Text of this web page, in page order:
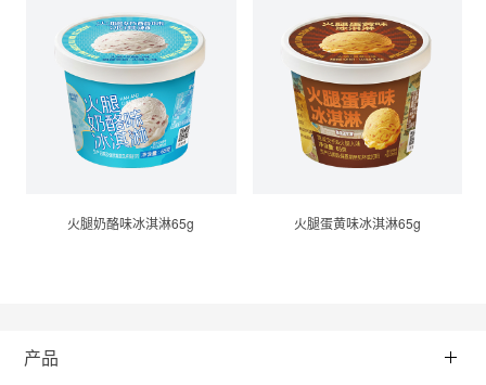
火腿奶酪味冰淇淋65g 火腿蛋黄味冰淇淋65g
产品